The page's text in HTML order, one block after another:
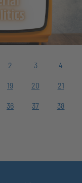
2 3 4
19 20 21
36 37 38